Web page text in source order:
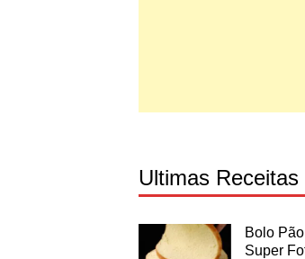
Ultimas Receitas
Bolo
Super